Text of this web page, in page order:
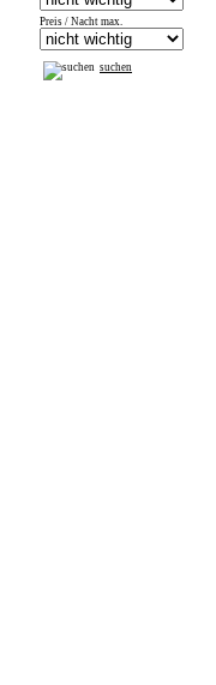
Preis / Nacht max.
suchen